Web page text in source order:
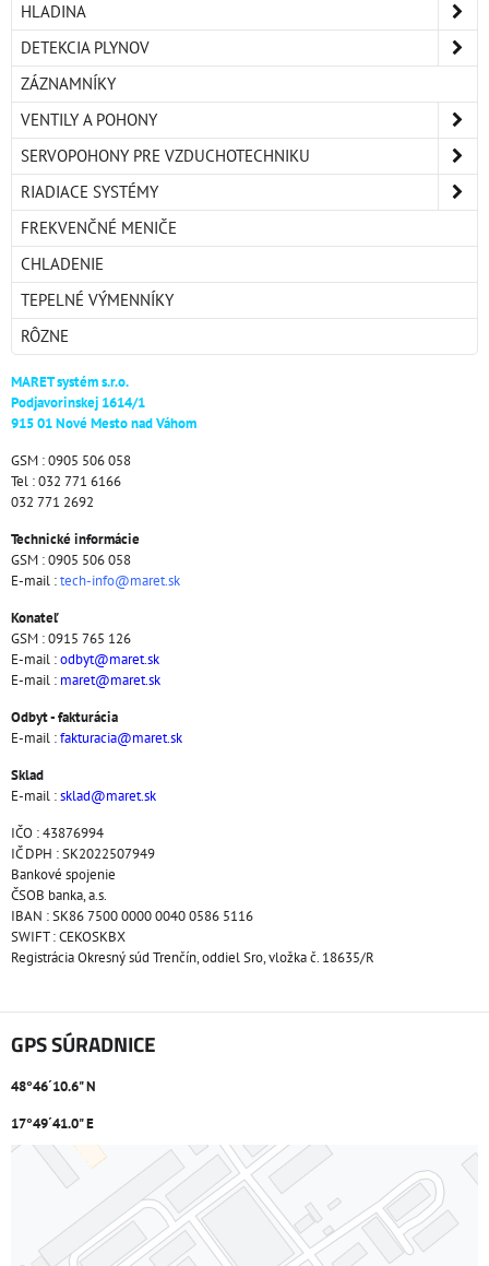
HLADINA
DETEKCIA PLYNOV
ZÁZNAMNÍKY
VENTILY A POHONY
SERVOPOHONY PRE VZDUCHOTECHNIKU
RIADIACE SYSTÉMY
FREKVENČNÉ MENIČE
CHLADENIE
TEPELNÉ VÝMENNÍKY
RÔZNE
MARET systém s.r.o.
Podjavorinskej 1614/1
915 01 Nové Mesto nad Váhom
GSM : 0905 506 058
Tel : 032 771 6166
032 771 2692
Technické informácie
GSM : 0905 506 058
E-mail :tech-info@maret.sk
Konateľ
GSM : 0915 765 126
E-mail :odbyt@maret.sk
E-mail : maret@maret.sk
Odbyt - fakturácia
E-mail :fakturacia@maret.sk
Sklad
E-mail :sklad@maret.sk
IČO : 43876994
IČ DPH : SK2022507949
Bankové spojenie
ČSOB banka, a.s.
IBAN : SK86 7500 0000 0040 0586 5116
SWIFT : CEKOSKBX
Registrácia Okresný súd Trenčín, oddiel Sro, vložka č. 18635/R
GPS SÚRADNICE
48°46´10.6" N
17°49´41.0" E
Externý obsah je blokovaný Voľbami súkromia